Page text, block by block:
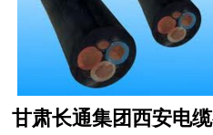
甘肃长通集团西安电